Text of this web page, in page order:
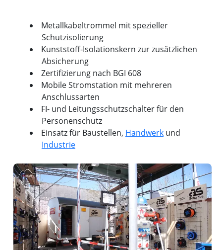
Metallkabeltrommel mit spezieller
Schutzisolierung
Kunststoff-Isolationskern zur zusätzlichen
Absicherung
Zertifizierung nach BGI 608
Mobile Stromstation mit mehreren
Anschlussarten
FI- und Leitungsschutzschalter für den
Personenschutz
Einsatz für Baustellen, Handwerkund
Industrie